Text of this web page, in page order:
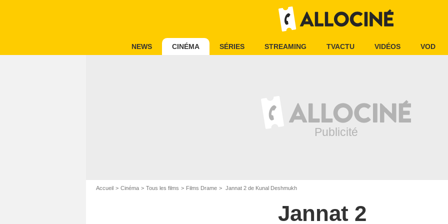
NEWS CINÉMA SÉRIES STREAMING TVACTU VIDÉOS VOD
Accueil Cinéma Tous les films Films Drame Jannat 2 de Kunal Deshmukh
Jannat 2